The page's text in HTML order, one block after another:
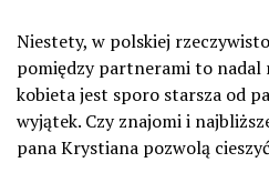
Niestety, w polskiej
pomiędzy partnerami to nadal
kobieta jest sporo starsza od
wyjątek. Czy znajomi i
pana Krystiana pozwolą